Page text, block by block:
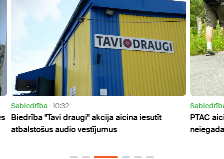
Sabiedrība 20:57
PTAC aicina izvairīties no tūrisma operatora un
neiegādāties tā piedāvātos ceļojumus